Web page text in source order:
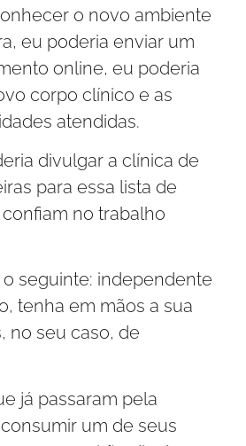
o novo ambiente
eu poderia enviar um
online, eu poderia
corpo clínico e as
atendidas.
divulgar a clínica de
para essa lista de
no trabalho
seguinte: independente
tenha em mãos a sua
no seu caso, de
já passaram pela
um de seus